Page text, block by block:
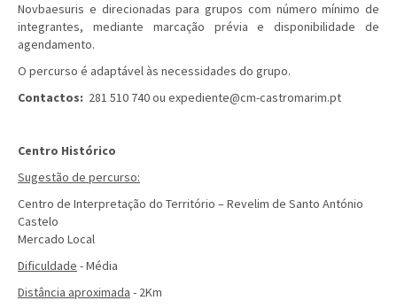
Novbaesuris e direcionadas para grupos com número mínimo de
integrantes, mediante marcação prévia e disponibilidade de
agendamento.
O percurso é adaptável às necessidades do grupo.
Contactos: 281 510 740ou expediente@cm-castromarim.pt
Centro Histórico
Sugestão de percurso:
Centro de Interpretação do Território – Revelim de Santo António
Castelo
Mercado Local
Dificuldade - Média
Distância aproximada - 2Km